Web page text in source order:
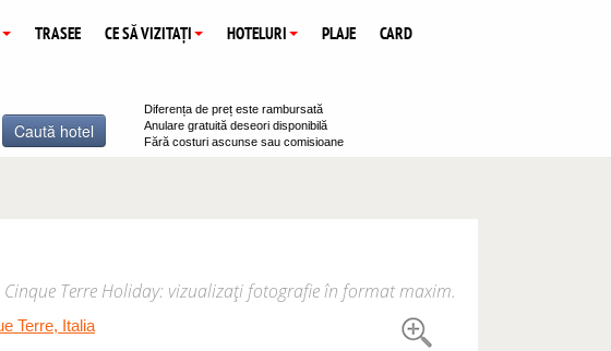
TRASEE CE SĂ VIZITAȚI HOTELURI PLAJE CARD
Caută hotel
Diferența de preț este rambursată
Anulare gratuită deseori disponibilă
Fără costuri ascunse sau comisioane
Cinque Terre Holiday: vizualizați fotografie în format maxim.